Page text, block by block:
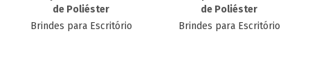
de Poliéster
Brindes para Escritório
de Poliéster
Brindes para Escritório